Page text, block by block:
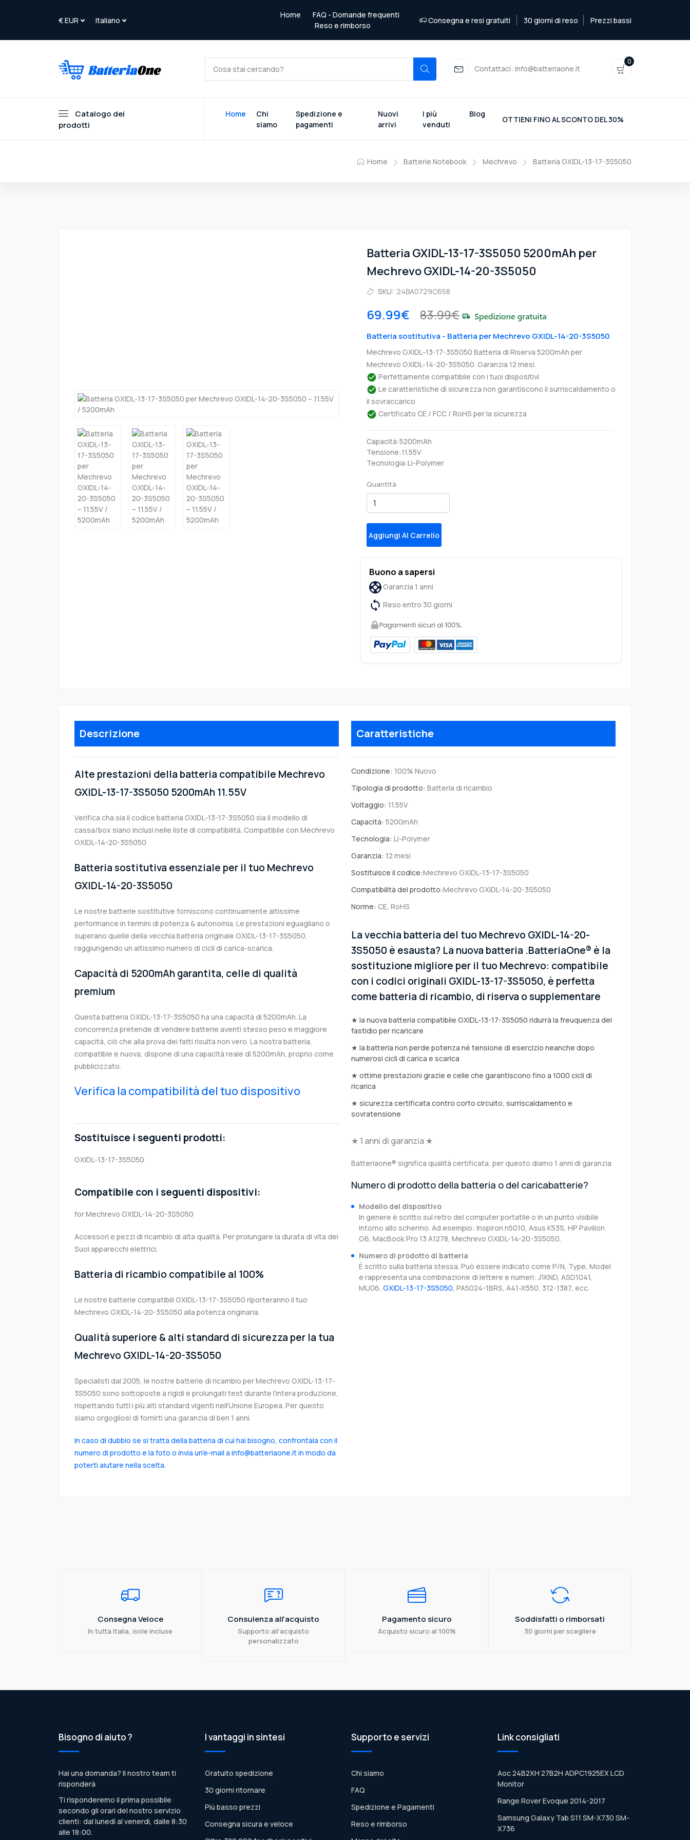
Home
FAQ - Domande frequenti
Reso e rimborso
Consegna e resi gratuiti 30 giorni di reso Prezzi bassi
Contattaci: info@batteriaone.it
0
Catalogo dei
prodotti
Home
Chi
siamo
Spedizione e
pagamenti
Nuovi
arrivi
I più
venduti
Blog
OTTIENI FINO AL SCONTO DEL 30%
Home Batterie Notebook Mechrevo Batteria GXIDL-13-17-3S5050
Batteria GXIDL-13-17-3S5050 5200mAh per
Mechrevo GXIDL-14-20-3S5050
SKU: 24BA0729C658
69.99€ 83.99€
Batteria sostitutiva - Batteria per Mechrevo GXIDL-14-20-3S5050
Mechrevo GXIDL-13-17-3S5050 Batteria di Riserva 5200mAh per
Mechrevo GXIDL-14-20-3S5050. Garanzia 12 mesi.
Perfettamente compatibile con i tuoi dispositivi
Le caratteristiche di sicurezza non garantiscono il surriscaldamento o
il sovraccarico
Certificato CE / FCC / RoHS per la sicurezza
Capacità:5200mAh
Tensione:11.55V
Tecnologia:Li-Polymer
Quantità
Aggiungi Al Carrello
Buono a sapersi
Garanzia 1 anni
Reso entro 30 giorni
Descrizione
Alte prestazioni della batteria compatibile Mechrevo
GXIDL-13-17-3S5050 5200mAh 11.55V
Verifica cha sia il codice batteria GXIDL-13-17-3S5050 sia il modello di
cassa/box siano inclusi nelle liste di compatibilità. Compatibile con Mechrevo
GXIDL-14-20-3S5050
Batteria sostitutiva essenziale per il tuo Mechrevo
GXIDL-14-20-3S5050
Le nostre batterie sostitutive forniscono continuamente altissime
performance in termini di potenza & autonomia. Le prestazioni eguagliano o
superano quelle della vecchia batteria originale GXIDL-13-17-3S5050,
raggiungendo un altissimo numero di cicli di carica-scarica.
Capacità di 5200mAh garantita, celle di qualità
premium
Questa batteria GXIDL-13-17-3S5050 ha una capacità di 5200mAh. La
concorrenza pretende di vendere batterie aventi stesso peso e maggiore
capacità, ciò che alla prova dei fatti risulta non vero. La nostra batteria,
compatible e nuova, dispone di una capacità reale di 5200mAh, proprio come
pubblicizzato.
Verifica la compatibilità del tuo dispositivo
Sostituisce i seguenti prodotti:
GXIDL-13-17-3S5050
Compatibile con i seguenti dispositivi:
for Mechrevo GXIDL-14-20-3S5050
Accessori e pezzi di ricambio di alta qualità. Per prolungare la durata di vita dei
Suoi apparecchi elettrici.
Batteria di ricambio compatibile al 100%
Le nostre batterie compatibili GXIDL-13-17-3S5050 riporteranno il tuo
Mechrevo GXIDL-14-20-3S5050 alla potenza originaria.
Qualità superiore & alti standard di sicurezza per la tua
Mechrevo GXIDL-14-20-3S5050
Specialisti dal 2005, le nostre batterie di ricambio per Mechrevo GXIDL-13-17-
3S5050 sono sottoposte a rigidi e prolungati test durante l’intera produzione,
rispettando tutti i più alti standard vigenti nell’Unione Europea. Per questo
siamo orgogliosi di fornirti una garanzia di ben 1 anni.
In caso di dubbio se si tratta della batteria di cui hai bisogno, confrontala con il
numero di prodotto e la foto o invia un'e-mail a info@batteriaone.it in modo da
poterti aiutare nella scelta.
Caratteristiche
Condizione: 100% Nuovo
Tipologia di prodotto: Batteria di ricambio
Voltaggio: 11.55V
Capacità: 5200mAh
Tecnologia: Li-Polymer
Garanzia: 12 mesi
Sostituisce il codice:Mechrevo GXIDL-13-17-3S5050
Compatibilità del prodotto:Mechrevo GXIDL-14-20-3S5050
Norme: CE, RoHS
La vecchia batteria del tuo Mechrevo GXIDL-14-20-
3S5050 è esausta? La nuova batteria .BatteriaOne® è la
sostituzione migliore per il tuo Mechrevo: compatibile
con i codici originali GXIDL-13-17-3S5050, è perfetta
come batteria di ricambio, di riserva o supplementare
★ la nuova batteria compatibile GXIDL-13-17-3S5050 ridurrà la freuquenza del
fastidio per ricaricare
★ la batteria non perde potenza né tensione di esercizio neanche dopo
numerosi cicli di carica e scarica
★ ottime prestazioni grazie e celle che garantiscono fino a 1000 cicli di
ricarica
★ sicurezza certificata contro corto circuito, surriscaldamento e
sovratensione
★ 1 anni di garanzia ★
Batteriaone® significa qualità certificata, per questo diamo 1 anni di garanzia
Numero di prodotto della batteria o del caricabatterie?
Modello del dispositivo
In genere è scritto sul retro del computer portatile o in un punto visibile
intorno allo schermo. Ad esempio: Inspiron n5010, Asus K53S, HP Pavilion
G6, MacBook Pro 13 A1278, Mechrevo GXIDL-14-20-3S5050.
Numero di prodotto di batteria
È scritto sulla batteria stessa. Può essere indicato come P/N, Type, Model
e rappresenta una combinazione di lettere e numeri: J1KND, ASD1041,
MU06, GXIDL-13-17-3S5050, PA5024-1BRS, A41-X550, 312-1387, ecc.
Consegna Veloce
In tutta Italia, isole incluse
Consulenza all'acquisto
Supporto all'acquisto
personalizzato
Pagamento sicuro
Acquisto sicuro al 100%
Soddisfatti o rimborsati
30 giorni per scegliere
Bisogno di aiuto ?
Hai una domanda? Il nostro team ti
risponderà
Ti risponderemo il prima possibile
secondo gli orari del nostro servizio
clienti: dal lunedì al venerdì, dalle 8:30
alle 18:00.
I vantaggi in sintesi
Gratuito spedizione
30 giorni ritornare
Più basso prezzi
Consegna sicura e veloce
Supporto e servizi
Chi siamo
FAQ
Spedizione e Pagamenti
Reso e rimborso
Link consigliati
Aoc 24B2XH 27B2H ADPC1925EX LCD
Monitor
Range Rover Evoque 2014-2017
Samsung Galaxy Tab S11 SM-X730 SM-
X736